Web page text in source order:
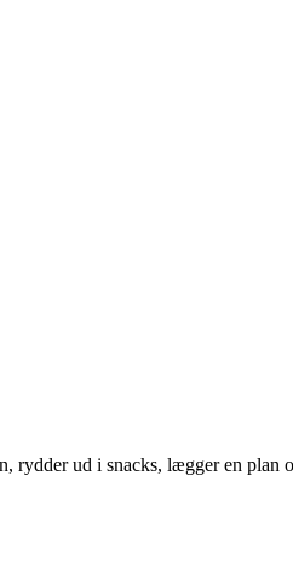
rydder ud i snacks, lægger en